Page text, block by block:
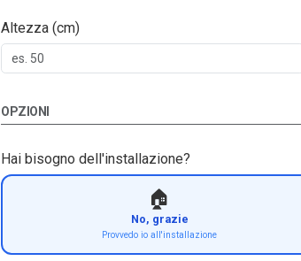
Altezza (cm)
OPZIONI
Hai bisogno dell'installazione?
🏠
No, grazie
Provvedo io all'installazione